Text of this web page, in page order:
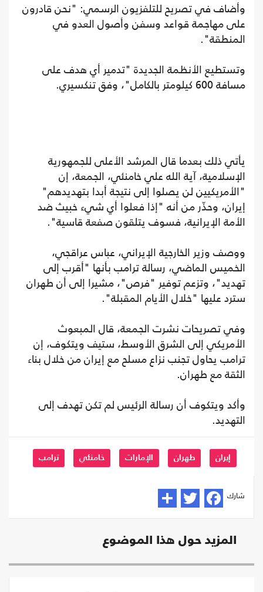
وأضاف في تصريح للتلفزيون الرسمي: "نحن قادرون
على مهاجمة قواعد وسفن وأصول العدو في
المنطقة".
وتستطيع الأنظمة الجديدة "تدمير أي هدف على
مسافة 600 كيلومتر بالكامل"، وفق تنكسيري.
يأتي ذلك بعدما قال المرشد الأعلى للجمهورية
الإسلامية، آية الله علي خامنئي، الجمعة، إن
"الأمريكيين لن يصلوا إلى نتيجة أبدا بتهديدهم"
إيران، وحذّر من أنه "إذا فعلوا أي شيء خبيث ضد
الأمة الإيرانية، فسوف يتلقون صفعة قاسية".
ووصف وزير الخارجية الإيراني، عباس عراقجي،
الخميس الماضي، رسالة ترامب بأنها "أقرب إلى
تهديد"، وتزعم توفير "فرص"، مشيرا إلى أن طهران
سترد عليها "خلال الأيام المقبلة".
وفي تصريحات نشرت الجمعة، قال المبعوث
الأمريكي إلى الشرق الأوسط، ستيف ويتكوف، إن
ترامب يحاول تجنب نزاع مسلح مع إيران من خلال بناء
الثقة مع طهران.
وأكد ويتكوف أن رسالة الرئيس لم تكن تهدف إلى
التهديد.
إيران طهران الإمارات خامنئي ترامب
شارك
المزيد حول هذا الموضوع